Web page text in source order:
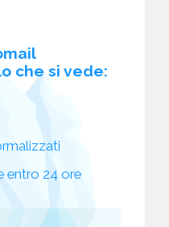
che si vede:
entro 24 ore